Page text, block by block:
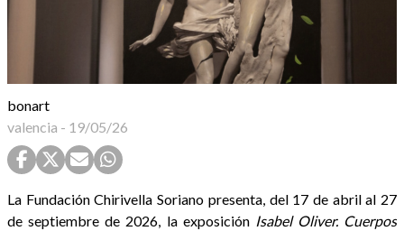
bonart
valencia - 19/05/26
La Fundación Chirivella Soriano presenta, del 17 de abril al 27
de septiembre de 2026, la exposición Isabel Oliver. Cuerpos